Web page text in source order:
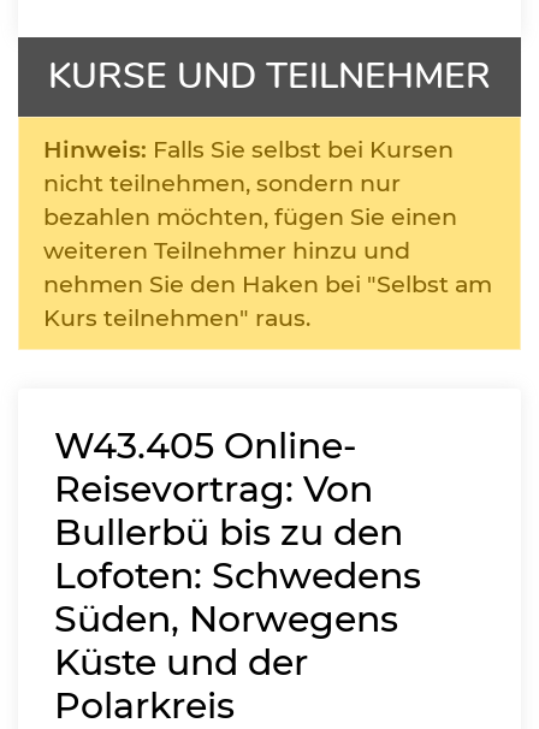
KURSE UND TEILNEHMER
Hinweis: Falls Sie selbst bei Kursen
nicht teilnehmen, sondern nur
bezahlen möchten, fügen Sie einen
weiteren Teilnehmer hinzu und
nehmen Sie den Haken bei "Selbst am
Kurs teilnehmen" raus.
W43.405 Online-
Reisevortrag: Von
Bullerbü bis zu den
Lofoten: Schwedens
Süden, Norwegens
Küste und der
Polarkreis